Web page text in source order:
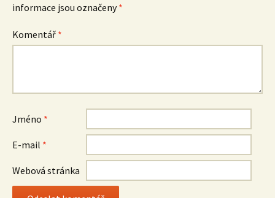
informace jsou označeny*
Komentář *
Jméno *
E-mail *
Webová stránka